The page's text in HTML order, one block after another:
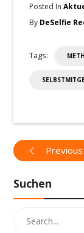
Posted In
By DeSelfie
Tags:
Previous
Suchen